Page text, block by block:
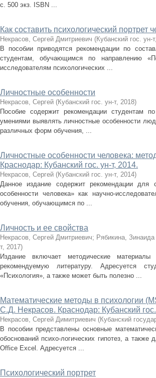
с. 500 экз. ISBN ...
Как составить психологический портрет
Некрасов, Сергей Дмитриевич (Кубанский гос. ун-т,
В пособии приводятся рекомендации по
студентам, обучающимся по направлению
исследователям психологических ...
Личностные особенности
Некрасов, Сергей (Кубанский гос. ун-т, 2018)
Пособие содержит рекомендации студентам
умениями выявлять личностные особенности
различных форм обучения, ...
Личностные особенности человека:
Краснодар: Кубанский гос. ун-т, 2014.
Некрасов, Сергей (Кубанский гос. ун-т, 2014)
Данное издание содержит рекомендации для
особенности человека» как научно-
обучения, обучающимся по ...
Личность и ее свойства
Некрасов, Сергей Дмитриевич; Рябикина,
т, 2017)
Издание включает методические
рекомендуемую литературу. Адресуется
«Психология», а также может быть полезно ...
Математические методы в психологии
С.Д. Некрасов. Краснодар: Кубанский
Некрасов, Сергей Димитриевич (Кубанский
В пособии представлены основные
обоснований психо-логических гипотез, а
Office Excel. Адресуется ...
Психологический портрет